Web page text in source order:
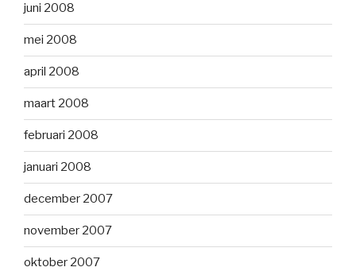
juni 2008
mei 2008
april 2008
maart 2008
februari 2008
januari 2008
december 2007
november 2007
oktober 2007